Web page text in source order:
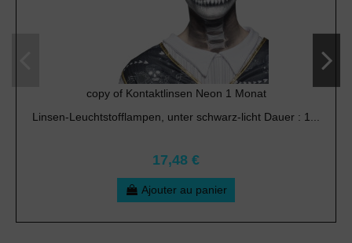
copy of Kontaktlinsen Neon 1 Monat
Linsen-Leuchtstofflampen, unter schwarz-licht Dauer : 1...
17,48 €
Ajouter au panier